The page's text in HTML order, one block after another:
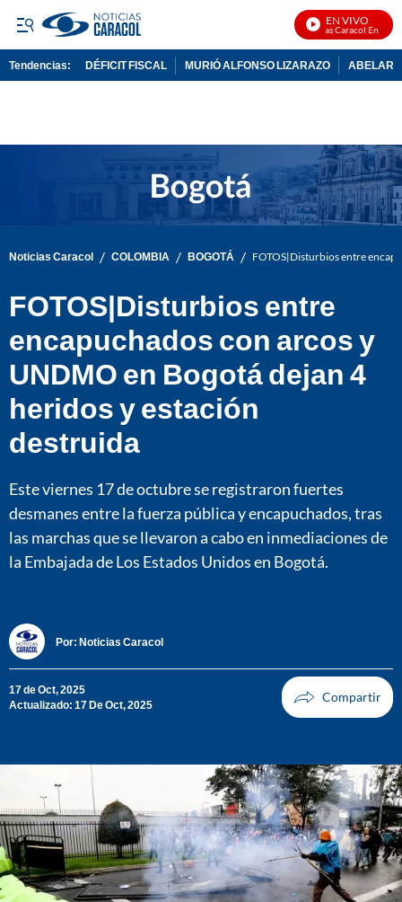
EN VIVO
Noticias Caracol En Vivo
Tendencias: DÉFICIT FISCAL MURIÓ ALFONSO LIZARAZO
Noticias Caracol / COLOMBIA / BOGOTÁ / FOTOS|Disturbios entre
FOTOS|Disturbios entre
encapuchados con arcos y
UNDMO en Bogotá dejan 4
heridos y estación
destruida
Este viernes 17 de octubre se registraron fuertes
desmanes entre la fuerza pública y encapuchados, tras
las marchas que se llevaron a cabo en inmediaciones de
la Embajada de Los Estados Unidos en Bogotá.
Por: Noticias Caracol
17 de Oct, 2025
Actualizado: 17 De Oct, 2025